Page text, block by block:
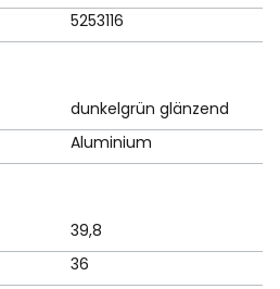
5253116
dunkelgrün glänzend
Aluminium
39,8
36